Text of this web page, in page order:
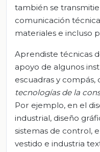
también se
comunicación
materiales e incluso
Aprendiste técnicas
apoyo de algunos
escuadras y compás,
tecnologías de la
Por ejemplo, en el
industrial, diseño
sistemas de control,
vestido e industria